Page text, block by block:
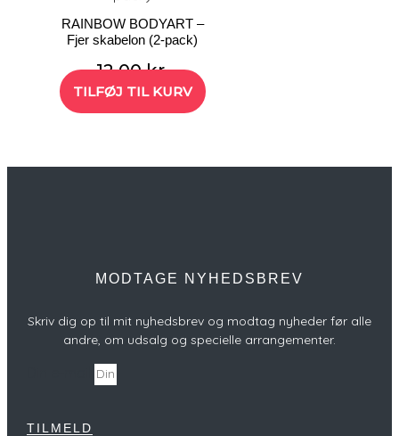
RAINBOW BODYART –
Fjer skabelon (2-pack)
12,00kr.
TILFØJ TIL KURV
MODTAGE NYHEDSBREV
Skriv dig op til mit nyhedsbrev og modtag nyheder før alle
andre, om udsalg og specielle arrangementer.
TILMELD